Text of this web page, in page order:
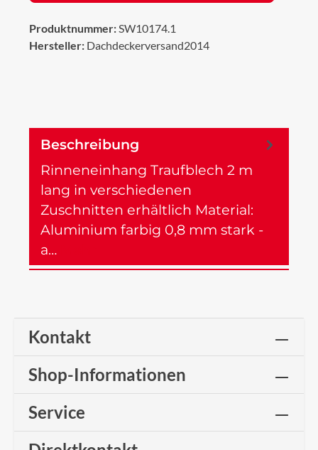
Produktnummer:SW10174.1
Hersteller: Dachdeckerversand2014
Beschreibung
Rinneneinhang Traufblech 2 m
lang in verschiedenen
Zuschnitten erhältlich Material:
Aluminium farbig 0,8 mm stark -
a…
Kontakt
Shop-Informationen
Service